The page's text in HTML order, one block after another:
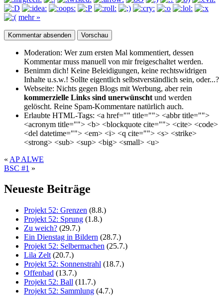
mehr »
Moderation: Wer zum ersten Mal kommentiert, dessen
Kommentar muss manuell von mir freigeschaltet werden.
Benimm dich! Keine Beleidigungen, keine rechtswidrigen
Inhalte u.s.w.! Sollte eigentlich selbst­verständlich sein, oder...?
Webseite: Nichts gegen Blogs mit Werbung, aber rein
kommerzielle Links sind unerwünscht und werden
gelöscht. Reine Spam-Kommentare natürlich auch.
Erlaubte HTML-Tags: <a href="" title=""> <abbr title="">
<acronym title=""> <b> <blockquote cite=""> <cite> <code>
<del datetime=""> <em> <i> <q cite=""> <s> <strike>
<strong> <sub> <sup> <big> <small> <u>
« AP ALWE
BSC #1 »
Neueste Beiträge
Projekt 52: Grenzen (8.8.)
Projekt 52: Sprung (1.8.)
Zu weich? (29.7.)
Ein Dienstag in Bildern (28.7.)
Projekt 52: Selbermachen (25.7.)
Lila Zelt (20.7.)
Projekt 52: Sonnenstrahl (18.7.)
Offenbad (13.7.)
Projekt 52: Ball (11.7.)
Projekt 52: Sammlung (4.7.)